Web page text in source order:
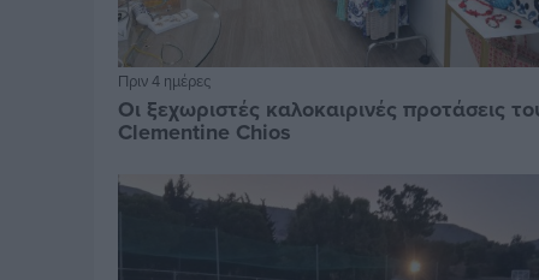
Πριν 4 ημέρες
Οι ξεχωριστές καλοκαιρινές προτάσεις
Clementine Chios